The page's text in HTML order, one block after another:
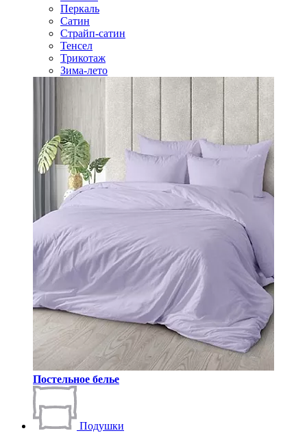
Перкаль
Сатин
Страйп-сатин
Тенсел
Трикотаж
Зима-лето
Постельное белье
Подушки